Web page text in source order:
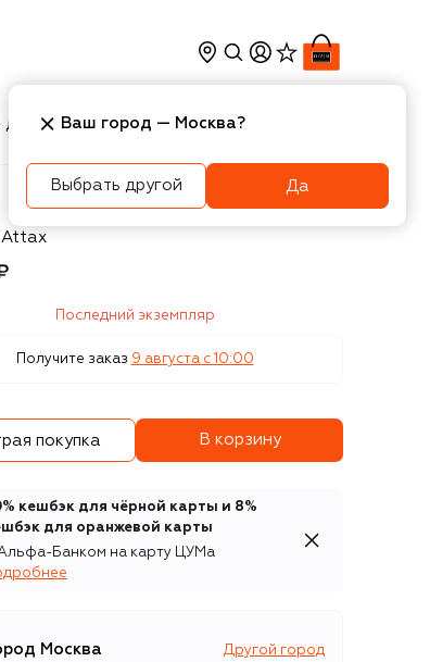
для мальчиков Игрушки Аксесcуары
Attax
Последний экземпляр
Получите заказ 9 августа c 10:00
покупка В корзину
кешбэк для чёрной карты и 8%
для оранжевой карты
Банком на карту ЦУМа
Москва Другой город
Ваш город — Москва?
Выбрать другой Да